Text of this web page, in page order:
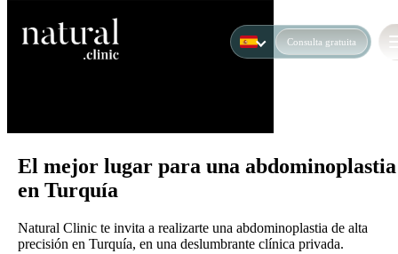
Consulta gratuita
El mejor lugar para una abdominoplastia
en Turquía
Natural Clinic te invita a realizarte una abdominoplastia de alta
precisión en Turquía, en una deslumbrante clínica privada.